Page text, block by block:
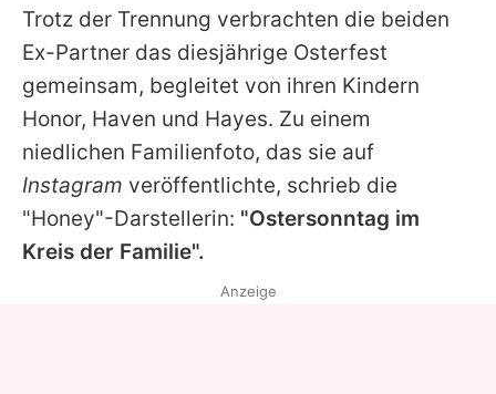
Trotz der Trennung verbrachten die beiden
Ex-Partner das diesjährige Osterfest
gemeinsam, begleitet von ihren Kindern
Honor, Haven und Hayes. Zu einem
niedlichen Familienfoto, das sie auf
Instagram veröffentlichte, schrieb die
"Honey"-Darstellerin: "Ostersonntag im
Kreis der Familie".
Anzeige